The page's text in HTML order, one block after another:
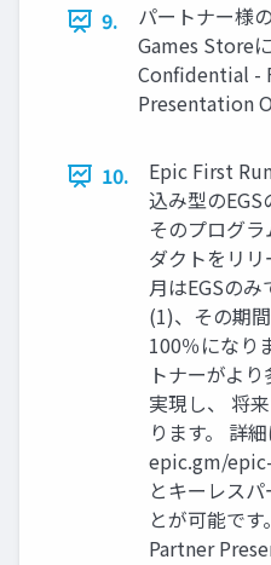
9.
パートナー様
Games Store
Confidential -
Presentation
10.
Epic First
込み型のEGS
そのプログ
ダクトをリ
月はEGSの
(1)、その期
100％になり
トナーがよ
実現し、 将
ります。 詳
epic.gm/
とキーレス
とが可能で
Partner